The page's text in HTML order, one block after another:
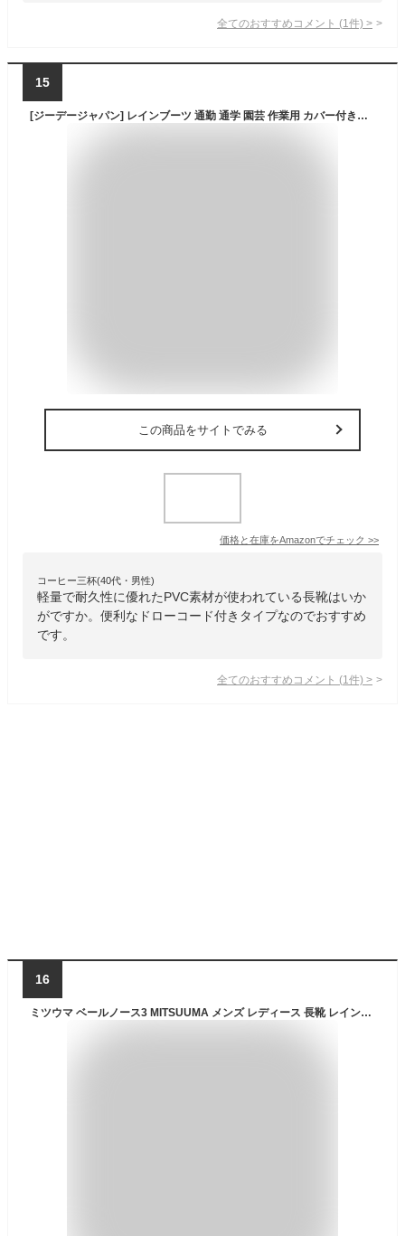
全てのおすすめコメント (1 件) >
15
[ジーデージャパン] レインブーツ 通勤 通学 園芸 作業用 カバー付き長靴 PVC製 RB-656 ネイビー 25.5cm
この商品をサイトでみる
価格と在庫をAmazonでチェック >>
コーヒー三杯(40代・男性)
軽量で耐久性に優れたPVC素材が使われている長靴はいか
がですか。便利なドローコード付きタイプなのでおすすめ
です。
全てのおすすめコメント (1 件) >
16
ミツウマ ベールノース3 MITSUUMA メンズ レディース 長靴 レインブーツ ラバー 農業用 ロング丈 軽量 フラットソール クロ OG ブラウン 23cm-28cm